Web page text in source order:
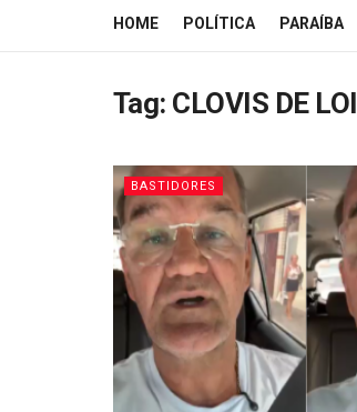
HOME POLÍTICA PARAÍBA
Tag: CLOVIS DE LOI
BASTIDORES